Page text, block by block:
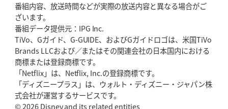
2026年5月21日(木)更新
狭山RG、ライチェル海遥スタッフ入り
ッション
2026年5月14日(木)更新
神戸、1位通過の立役者レタリック
「悲運の闘将」宮地克実氏死去 熱血指導で埼玉WKの基礎築く
番組内容、放送時間などが実際の放送内容と異なる場合がご
ざいます。
番組データ提供元：IPG Inc.
TiVo、Gガイド、G-GUIDE、およびGガイドロゴは、米国TiVo
Brands LLCおよび／またはその関連会社の日本国内における
商標または登録商標です。
「Netflix」は、Netflix, Inc.の登録商標です。
「ディズニープラス」は、ウォルト・ディズニー・ジャパン株
式会社が運営するサービスです。
© 2026 Disney and its related entities